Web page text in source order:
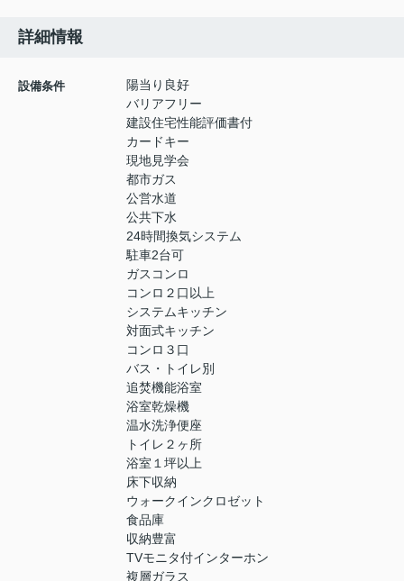
詳細情報
設備条件
陽当り良好
バリアフリー
建設住宅性能評価書付
カードキー
現地見学会
都市ガス
公営水道
公共下水
24時間換気システム
駐車2台可
ガスコンロ
コンロ２口以上
システムキッチン
対面式キッチン
コンロ３口
バス・トイレ別
追焚機能浴室
浴室乾燥機
温水洗浄便座
トイレ２ヶ所
浴室１坪以上
床下収納
ウォークインクロゼット
食品庫
収納豊富
TVモニタ付インターホン
複層ガラス